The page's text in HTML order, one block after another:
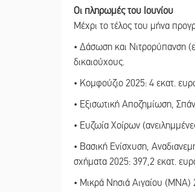
Οι πληρωμές του Ιουνίου
Μέχρι το τέλος του μήνα
• Δάσωση και Νιτρορύπανση
δικαιούχους.
• Κομφούζιο 2025: 4 εκατ.
• Εξισωτική Αποζημίωση,
• Ευζωία Χοίρων
• Βασική Ενίσχυση,
σχήματα 2025: 397,2 εκατ.
• Μικρά Νησιά Αιγαίου (ΜΝΑ)